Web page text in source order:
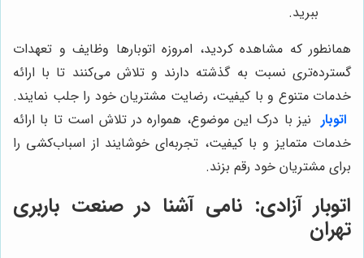
ببرید.
همانطور که مشاهده کردید، امروزه اتوبارها وظایف و تعهدات
گسترده‌تری نسبت به گذشته دارند و تلاش می‌کنند تا با ارائه
خدمات متنوع و با کیفیت، رضایت مشتریان خود را جلب نمایند.
اتوبار نیز با درک این موضوع، همواره در تلاش است تا با ارائه
خدمات متمایز و با کیفیت، تجربه‌ای خوشایند از اسباب‌کشی را
برای مشتریان خود رقم بزند.
اتوبار آزادی: نامی آشنا در صنعت باربری
تهران